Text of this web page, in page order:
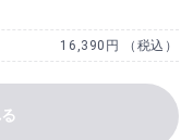
16,390円 （税込）